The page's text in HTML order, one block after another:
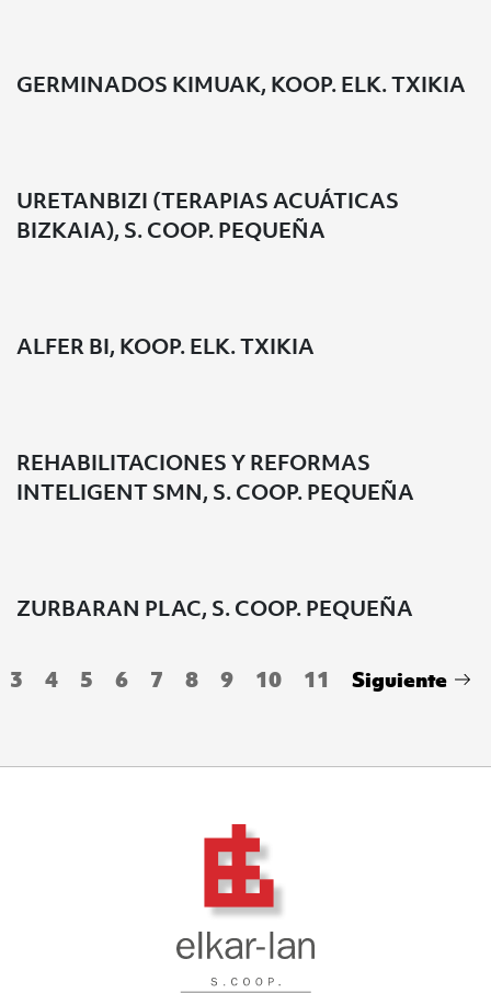
GERMINADOS KIMUAK, KOOP. ELK. TXIKIA
URETANBIZI (TERAPIAS ACUÁTICAS
BIZKAIA), S. COOP. PEQUEÑA
ALFER BI, KOOP. ELK. TXIKIA
REHABILITACIONES Y REFORMAS
INTELIGENT SMN, S. COOP. PEQUEÑA
ZURBARAN PLAC, S. COOP. PEQUEÑA
3 4 5 6 7 8 9 10 11 Siguiente